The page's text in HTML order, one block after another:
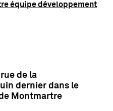
équipe développement
de la
dernier dans le
Montmartre